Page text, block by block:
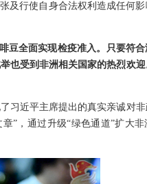
及行使自身合法权利造成任何
豆全面实现检疫准入。只要符合
也受到非洲相关国家的热烈欢
习近平主席提出的真实亲诚对
”，通过升级“绿色通道”扩大